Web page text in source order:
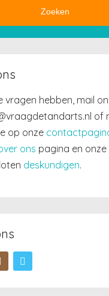
Zoeken
vragen hebben, mail
of
op onze
ons pagina en onze
deskundigen.